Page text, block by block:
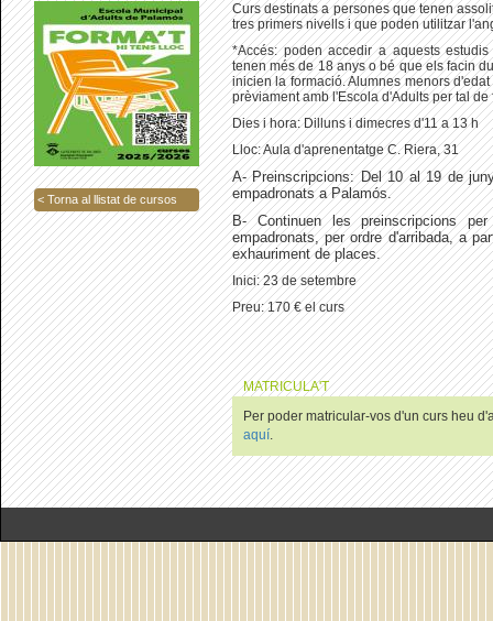
< Torna al llistat de cursos
Curs destinats a persones que tenen
tres primers nivells i que poden utilitzar
*Accés: poden accedir a aquests
tenen més de 18 anys o bé que els facin
inicien la formació. Alumnes menors
prèviament amb l'Escola d'Adults per tal de
Dies i hora: Dilluns i dimecres d'11 a 13 h
Lloc: Aula d'aprenentatge C. Riera, 31
A- Preinscripcions: Del 10 al 19 de
empadronats a Palamós.
B- Continuen les preinscripcions
empadronats, per ordre d'arribada, a
exhauriment de places.
Inici: 23 de setembre
Preu: 170 € el curs
MATRICULA'T
Per poder matricular-vos d'un curs heu
aquí.